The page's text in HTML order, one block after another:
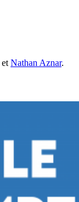
et Nathan Aznar.